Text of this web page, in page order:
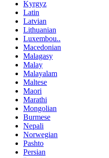
Kyrgyz
Latin
Latvian
Lithuanian
Luxembou..
Macedonian
Malagasy
Malay
Malayalam
Maltese
Maori
Marathi
Mongolian
Burmese
Nepali
Norwegian
Pashto
Persian